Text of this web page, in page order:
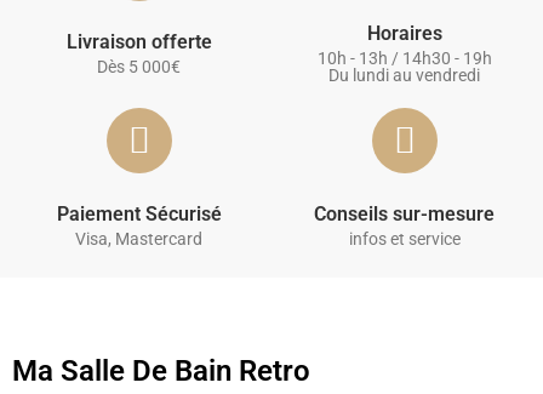
Livraison offerte
Dès 5 000€
Horaires
10h - 13h / 14h30 - 19h
Du lundi au vendredi
Paiement Sécurisé
Visa, Mastercard
Conseils sur-mesure
infos et service
Ma Salle De Bain Retro